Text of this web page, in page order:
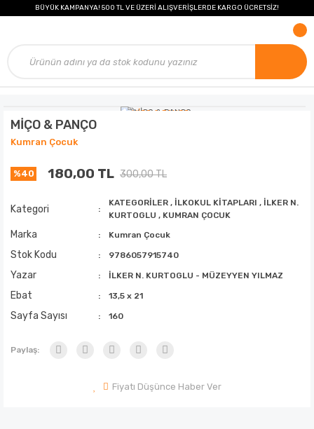
BÜYÜK KAMPANYA! 500 TL VE ÜZERİ ALIŞVERİŞLERDE KARGO ÜCRETSİZ!
MİÇO & PANÇO
Kumran Çocuk
%40 180,00 TL 300,00 TL
Kategori
KATEGORİLER , İLKOKUL KİTAPLARI , İLKER N.
KURTOGLU , KUMRAN ÇOCUK
Marka Kumran Çocuk
Stok Kodu 9786057915740
Yazar İLKER N. KURTOGLU - MÜZEYYEN YILMAZ
Ebat 13,5 x 21
Sayfa Sayısı 160
Paylaş:
Fiyatı Düşünce Haber Ver